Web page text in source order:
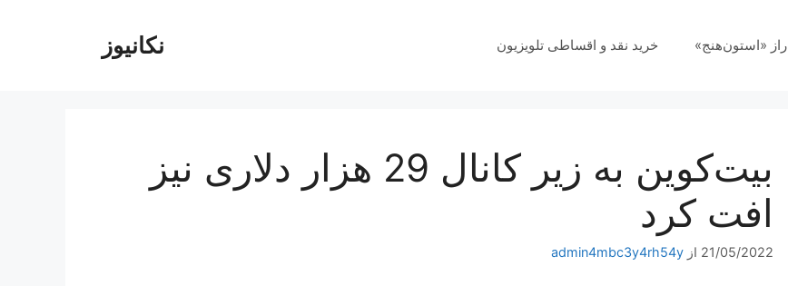
نکانیوز راز «استون‌هنج» خرید نقد و اقساطی تلویزیون
بیت‌کوین به زیر کانال 29 هزار دلاری نیز
افت کرد
21/05/2022 از admin4mbc3y4rh54y